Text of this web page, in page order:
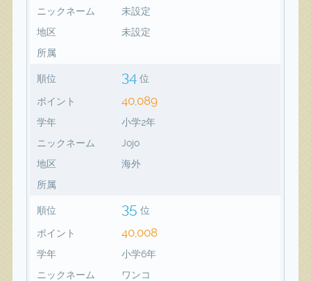
ニックネーム
未設定
地区
未設定
所属
順位 34 位
ポイント 40,089
学年
小学2年
ニックネーム
Jojo
地区
海外
所属
順位 35 位
ポイント 40,008
学年
小学6年
ニックネーム
ワンコ